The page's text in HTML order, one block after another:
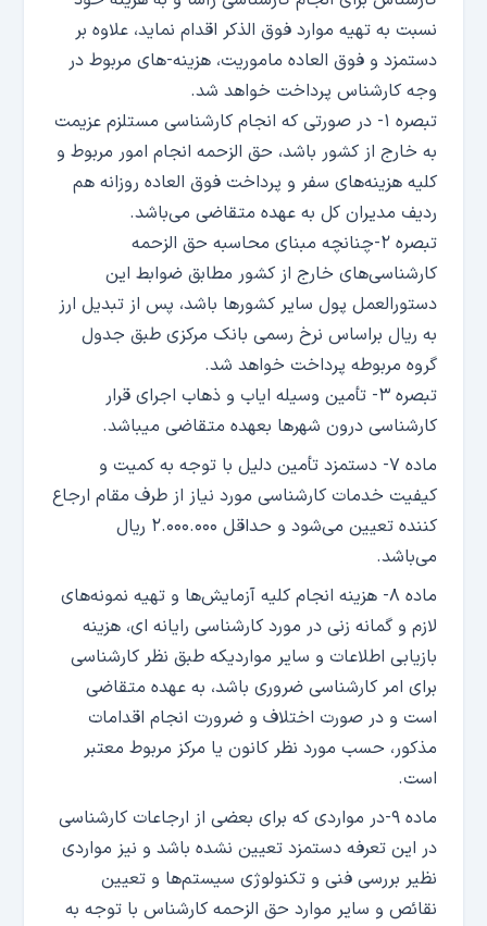
نسبت به تهیه موارد فوق الذکر اقدام نماید، علاوه بر
دستمزد و فوق العاده ماموریت، هزینه-های مربوط در
وجه کارشناس پرداخت خواهد شد.
تبصره ۱- در صورتی که انجام کارشناسی مستلزم عزیمت
به خارج از کشور باشد، حق الزحمه انجام امور مربوط و
کلیه هزینه‌های سفر و پرداخت فوق العاده روزانه هم
ردیف مدیران کل به عهده متقاضی می‌باشد.
تبصره ۲-چنانچه مبنای محاسبه حق الزحمه
کارشناسی‌های خارج از کشور مطابق ضوابط این
دستورالعمل پول سایر کشور‌ها باشد، پس از تبدیل ارز
به ریال براساس نرخ رسمی بانک مرکزی طبق جدول
گروه مربوطه پرداخت خواهد شد.
تبصره ۳- تأمین وسیله ایاب و ذهاب اجرای قرار
کارشناسی درون شهر‌ها بعهده متقاضی میباشد.
ماده ۷- دستمزد تأمین دلیل با توجه به کمیت و
کیفیت خدمات کارشناسی مورد نیاز از طرف مقام ارجاع
کننده تعیین می‌شود و حداقل ۲.۰۰۰.۰۰۰ ریال
می‌باشد.
ماده ۸- هزینه انجام کلیه آزمایش‌ها و تهیه نمونه‌های
لازم و گمانه زنی در مورد کارشناسی رایانه ای، هزینه
بازیابی اطلاعات و سایر مواردیکه طبق نظر کارشناسی
برای امر کارشناسی ضروری باشد، به عهده متقاضی
است و در صورت اختلاف و ضرورت انجام اقدامات
مذکور، حسب مورد نظر کانون یا مرکز مربوط معتبر
است.
ماده ۹-در مواردی که برای بعضی از ارجاعات کارشناسی
در این تعرفه دستمزد تعیین نشده باشد و نیز مواردی
نظیر بررسی فنی و تکنولوژی سیستم‌ها و تعیین
نقائص و سایر موارد حق الزحمه کارشناس با توجه به